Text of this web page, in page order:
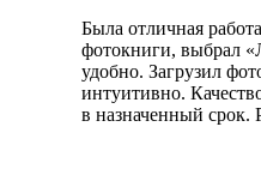
Была отличная
фотокниги, выбрал
удобно. Загрузил
интуитивно.
в назначенный срок.